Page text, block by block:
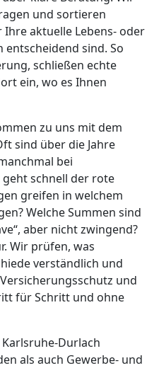
und sortieren
aktuelle Lebens- oder
sind. So
schließen echte
ein, wo es Ihnen
zu uns mit dem
sind über die Jahre
bei
schnell der rote
greifen in welchem
Welche Summen sind
aber nicht zwingend?
Wir prüfen, was
verständlich und
und
für Schritt und ohne
Durlach
als auch Gewerbe- und